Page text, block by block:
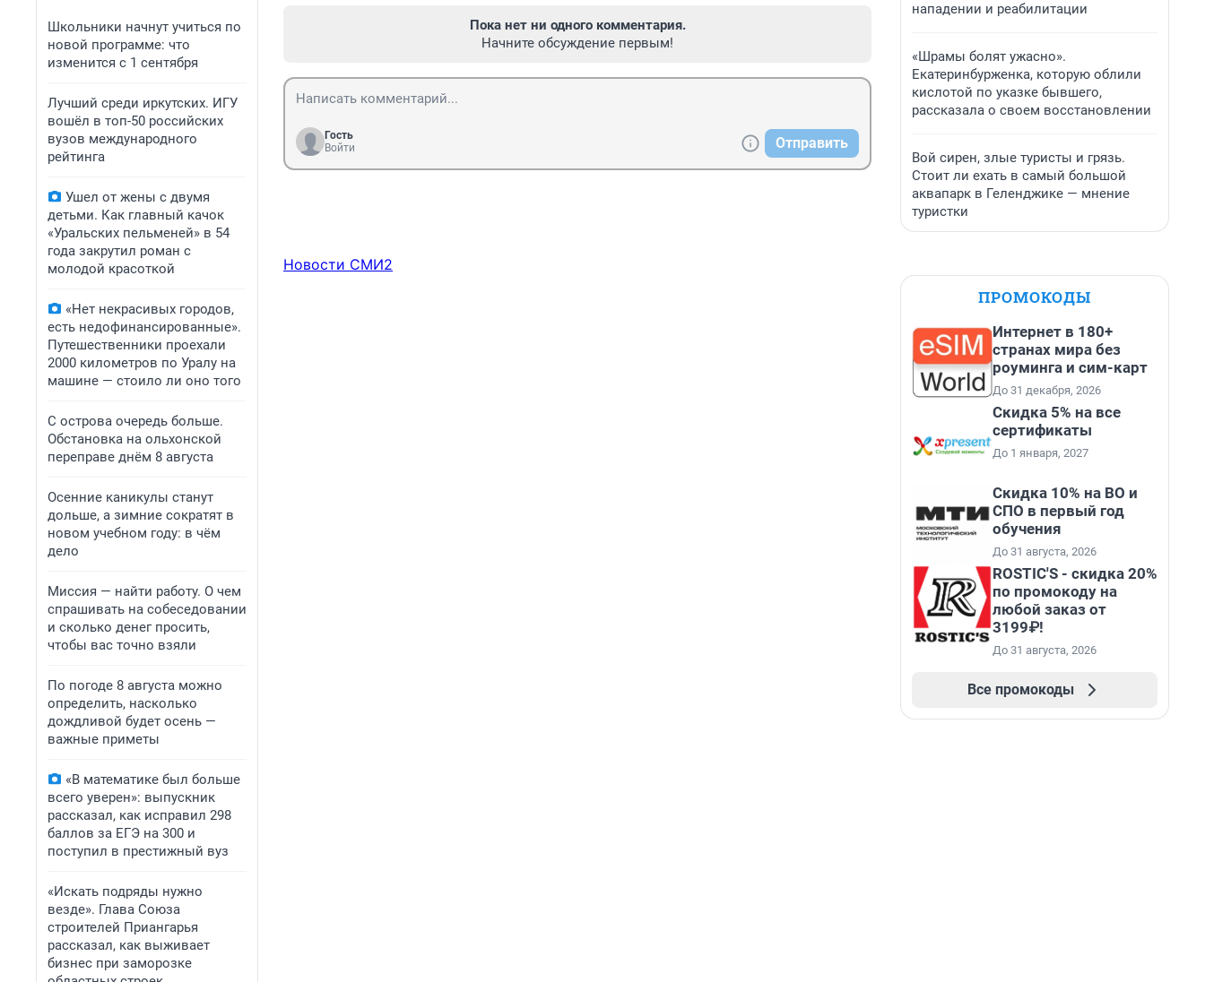
Школьники начнут учиться по
новой программе: что
изменится с 1 сентября
Лучший среди иркутских. ИГУ
вошёл в топ-50 российских
вузов международного
рейтинга
Ушел от жены с двумя
детьми. Как главный качок
«Уральских пельменей» в 54
года закрутил роман с
молодой красоткой
«Нет некрасивых городов,
есть недофинансированные».
Путешественники проехали
2000 километров по Уралу на
машине — стоило ли оно того
С острова очередь больше.
Обстановка на ольхонской
переправе днём 8 августа
Осенние каникулы станут
дольше, а зимние сократят в
новом учебном году: в чём
дело
Миссия — найти работу. О чем
спрашивать на собеседовании
и сколько денег просить,
чтобы вас точно взяли
По погоде 8 августа можно
определить, насколько
дождливой будет осень —
важные приметы
«В математике был больше
всего уверен»: выпускник
рассказал, как исправил 298
баллов за ЕГЭ на 300 и
поступил в престижный вуз
«Искать подряды нужно
везде». Глава Союза
строителей Приангарья
рассказал, как выживает
бизнес при заморозке
Пока нет ни одного комментария.
Начните обсуждение первым!
Гость
Войти
Отправить
Новости СМИ2
нападении и реабилитации
«Шрамы болят ужасно».
Екатеринбурженка, которую облили
кислотой по указке бывшего,
рассказала о своем восстановлении
Вой сирен, злые туристы и грязь.
Стоит ли ехать в самый большой
аквапарк в Геленджике — мнение
туристки
ПРОМОКОДЫ
Интернет в 180+
странах мира без
роуминга и сим-карт
До 31 декабря, 2026
Скидка 5% на все
сертификаты
До 1 января, 2027
Скидка 10% на ВО и
СПО в первый год
обучения
До 31 августа, 2026
ROSTIC'S - скидка 20%
по промокоду на
любой заказ от
3199₽!
До 31 августа, 2026
Все промокоды